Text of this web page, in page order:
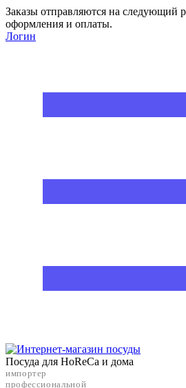
Заказы отправляются на следующий
оформления и оплаты.
Логин
Посуда для HoReCa и дома
импортер
профессиональной